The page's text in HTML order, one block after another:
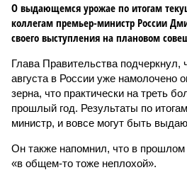
О выдающемся урожае по итогам
коллегам премьер-министр России
своего выступления на плановом
Глава Правительства подчеркнул,
августа в России уже намолочено
зерна, что практически на треть
прошлый год. Результаты по
министр, и вовсе могут быть
Он также напомнил, что в
«в общем-то тоже неплохой».